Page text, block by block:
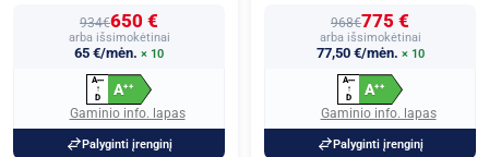
934€650 €
arba išsimokėtinai
65 €/mėn. × 10
A+++
↑
D
A++
Gaminio info. lapas
Palyginti įrenginį
968€775 €
arba išsimokėtinai
77,50 €/mėn. × 10
A+++
↑
D
A++
Gaminio info. lapas
Palyginti įrenginį